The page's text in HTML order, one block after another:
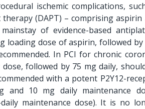
ischemic complications,
(DAPT) – comprising aspirin
of evidence-based
loading dose of aspirin, followed by
In PCI for chronic
followed by 75 mg daily,
with a potent P2Y12-
and 10 mg daily maintenance
maintenance dose). It is no